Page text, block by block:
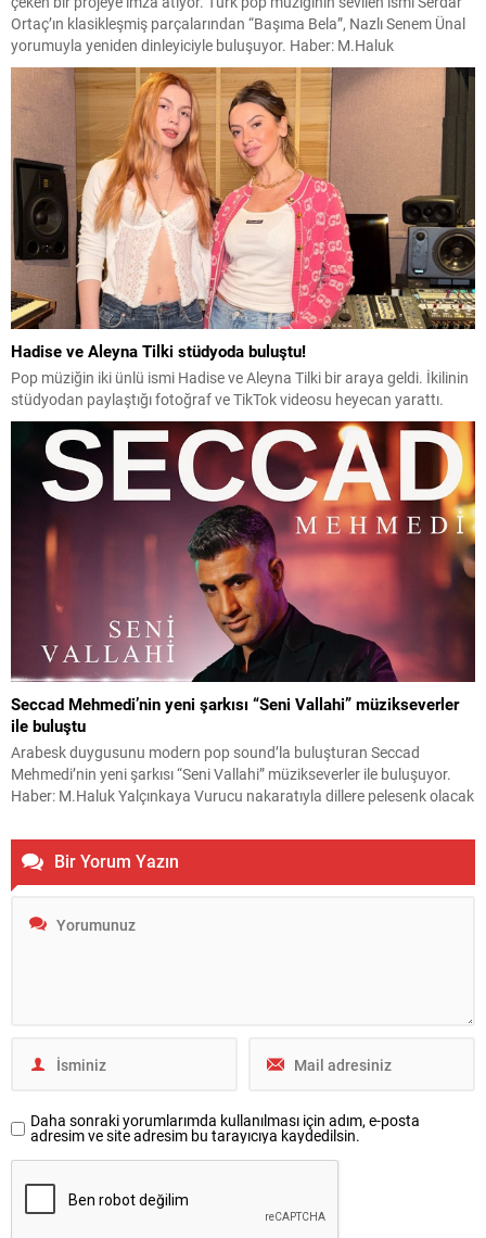
Ortaç’ın klasikleşmiş parçalarından “Başıma Bela”, Nazlı Senem Ünal
yorumuyla yeniden dinleyiciyle buluşuyor. Haber: M.Haluk
YALÇINKAYA BTM Production etiketiyle 27 Mart Cuma günü (yarın)
yayınlanacak şarkının düzenleme ve mix/masteringi Tarık...
Hadise ve Aleyna Tilki stüdyoda buluştu!
Pop müziğin iki ünlü ismi Hadise ve Aleyna Tilki bir araya geldi. İkilinin
stüdyodan paylaştığı fotoğraf ve TikTok videosu heyecan yarattı.
Seccad Mehmedi’nin yeni şarkısı “Seni Vallahi” müzikseverler
ile buluştu
Arabesk duygusunu modern pop sound’la buluşturan Seccad
Mehmedi’nin yeni şarkısı “Seni Vallahi” müzikseverler ile buluşuyor.
Haber: M.Haluk Yalçınkaya Vurucu nakaratıyla dillere pelesenk olacak
Arabesk melodilerin güncel pop altyapısıyla birleşmesiyle ortaya çıkan
Seni Vallahi, hem klasik arabesk dinleyicisine hem...
Bir Yorum Yazın
Daha sonraki yorumlarımda kullanılması için adım, e-posta
adresim ve site adresim bu tarayıcıya kaydedilsin.